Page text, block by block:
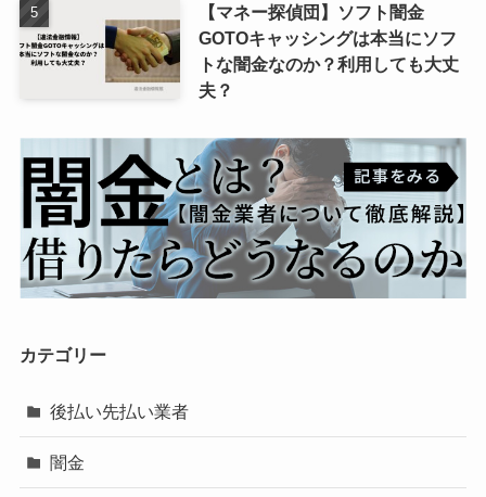
【マネー探偵団】ソフト闇金
GOTOキャッシングは本当にソフ
トな闇金なのか？利用しても大丈
夫？
カテゴリー
後払い先払い業者
闇金